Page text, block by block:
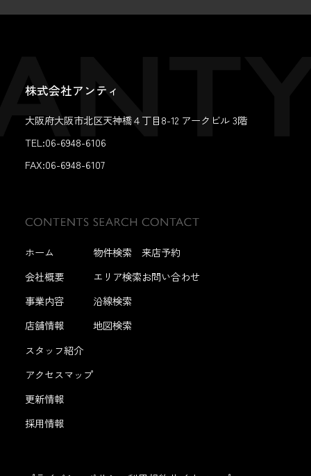
株式会社アンティ
大阪府大阪市北区天神橋４丁目8-12 アークビル 3階
TEL:06-6948-6106
FAX:06-6948-6107
ホーム
会社概要
事業内容
店舗情報
スタッフ紹介
アクセスマップ
更新情報
採用情報
物件検索
エリア検索
沿線検索
地図検索
来店予約
お問い合わせ